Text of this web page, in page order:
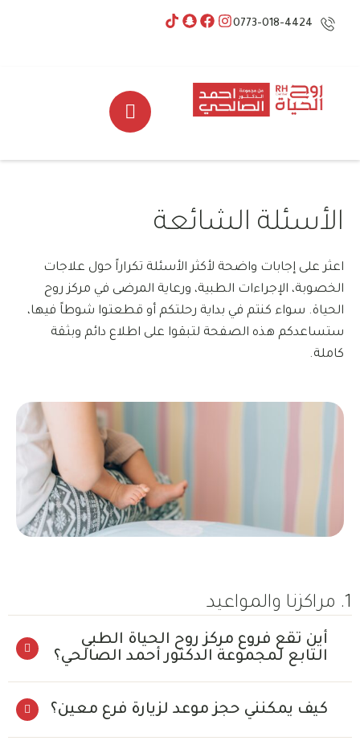
0773-018-4424
الأسئلة الشائعة
اعثر على إجابات واضحة لأكثر الأسئلة تكراراً حول علاجات
الخصوبة، الإجراءات الطبية، ورعاية المرضى في مركز روح
الحياة. سواء كنتم في بداية رحلتكم أو قطعتوا شوطاً فيها،
ستساعدكم هذه الصفحة لتبقوا على اطلاع دائم وبثقة
كاملة.
1. مراكزنا والمواعيد
أين تقع فروع مركز روح الحياة الطبي
التابع لمجموعة الدكتور أحمد الصالحي؟
كيف يمكنني حجز موعد لزيارة فرع معين؟